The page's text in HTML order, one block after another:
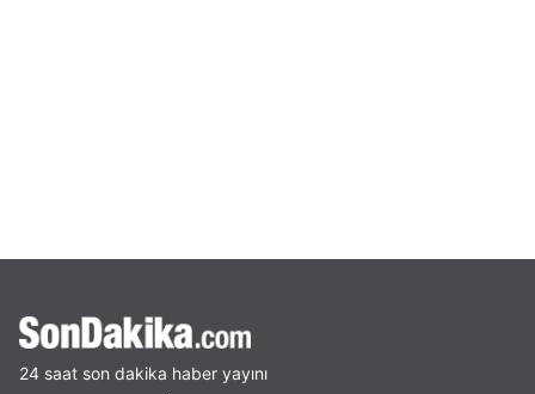
24 saat son dakika haber yayını